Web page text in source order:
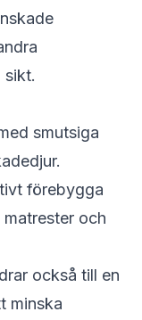
sikt.
smutsiga
förebygga
och
också till en
minska